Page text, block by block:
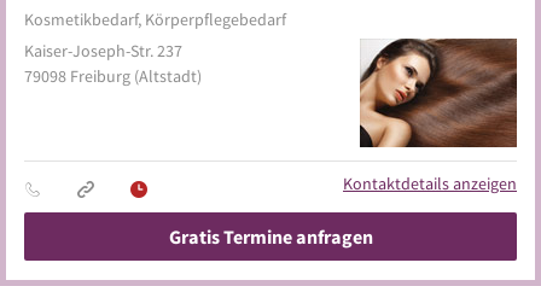
Kosmetikbedarf, Körperpflegebedarf
Kaiser-Joseph-Str. 237
79098 Freiburg (Altstadt)
Kontaktdetails anzeigen
Gratis Termine anfragen